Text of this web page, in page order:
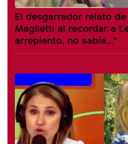
El desgarrador relato
Maglietti al recordar a
arrepiento, no sabía..."